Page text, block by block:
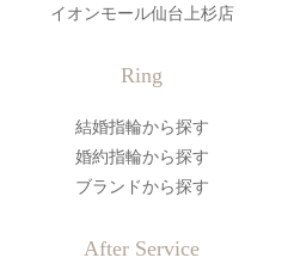
イオンモール仙台上杉店
Ring
結婚指輪から探す
婚約指輪から探す
ブランドから探す
After Service